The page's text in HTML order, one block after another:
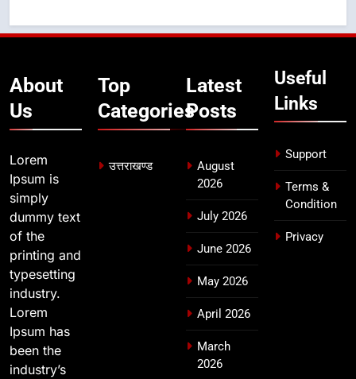
मुख्यमंत्री ने तीलू रौतेली एवं आंगनबाड़ी
कार्यकत्री पुरस्कार से मातृशक्ति को किया
सम्मानित
उत्तराखण्ड
8
खेल महाकुंभ 2026ः 01 सितंबर से सजेगा
मुख्यमंत्री चौम्पियनशिप ट्रॉफी का मंच,
न्याय पंचायत से राज्य स्तर तक होगा
About
Us
Lorem
Ipsum is
simply
dummy text
of the
printing and
typesetting
industry.
Lorem
Ipsum has
been the
industry’s
Top
Categories
उत्तराखण्ड
Latest
Posts
August
2026
July 2026
June 2026
May 2026
April 2026
March
2026
Useful
Links
Support
Terms &
Condition
Privacy